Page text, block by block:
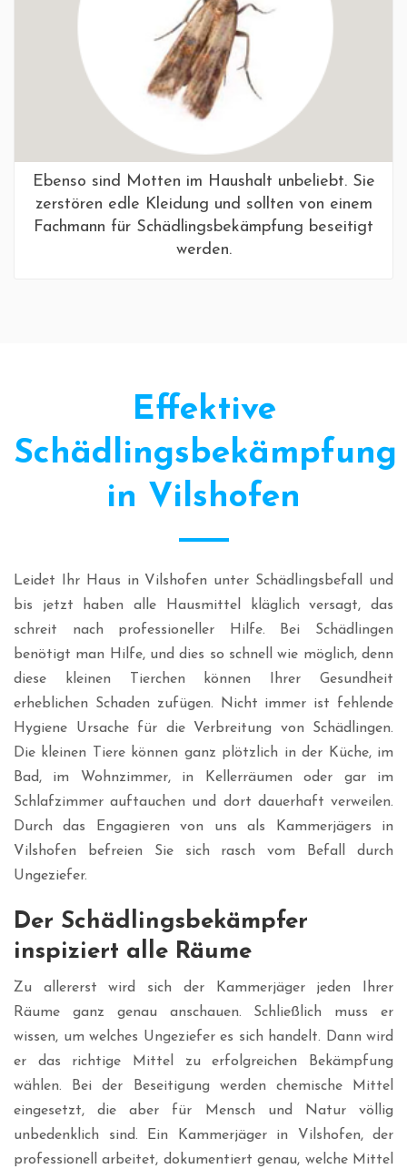
Ebenso sind Motten im Haushalt unbeliebt. Sie
zerstören edle Kleidung und sollten von einem
Fachmann für Schädlingsbekämpfung beseitigt
werden.
Effektive
Schädlingsbekämpfung
in Vilshofen
Leidet Ihr Haus in Vilshofen unter Schädlingsbefall und
bis jetzt haben alle Hausmittel kläglich versagt, das
schreit nach professioneller Hilfe. Bei Schädlingen
benötigt man Hilfe, und dies so schnell wie möglich, denn
diese kleinen Tierchen können Ihrer Gesundheit
erheblichen Schaden zufügen. Nicht immer ist fehlende
Hygiene Ursache für die Verbreitung von Schädlingen.
Die kleinen Tiere können ganz plötzlich in der Küche, im
Bad, im Wohnzimmer, in Kellerräumen oder gar im
Schlafzimmer auftauchen und dort dauerhaft verweilen.
Durch das Engagieren von uns als Kammerjägers in
Vilshofen befreien Sie sich rasch vom Befall durch
Ungeziefer.
Der Schädlingsbekämpfer
inspiziert alle Räume
Zu allererst wird sich der Kammerjäger jeden Ihrer
Räume ganz genau anschauen. Schließlich muss er
wissen, um welches Ungeziefer es sich handelt. Dann wird
er das richtige Mittel zu erfolgreichen Bekämpfung
wählen. Bei der Beseitigung werden chemische Mittel
eingesetzt, die aber für Mensch und Natur völlig
unbedenklich sind. Ein Kammerjäger in Vilshofen, der
professionell arbeitet, dokumentiert genau, welche Mittel